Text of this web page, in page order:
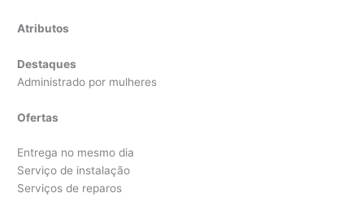
Atributos
Destaques
Administrado por mulheres
Ofertas
Entrega no mesmo dia
Serviço de instalação
Serviços de reparos